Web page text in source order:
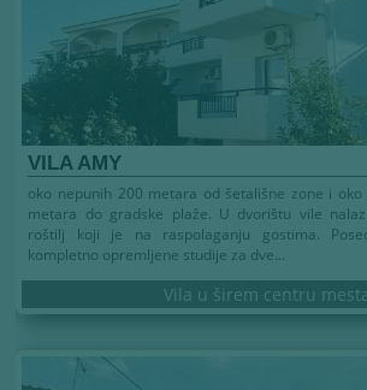
VILA AMY
oko nepunih 200 metara od šetališne zone i oko
metara do gradske plaže. U dvorištu vile
roštilj koji je na raspolaganju gostima.
kompletno opremljene studije za dve...
Vila u širem centru mesta
Leto 2026